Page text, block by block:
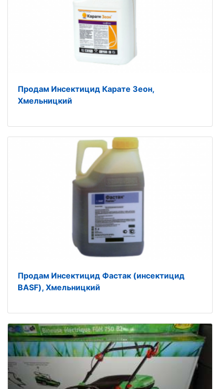
Продам Инсектицид Карате Зеон,
Хмельницкий
Продам Инсектицид Фастак (инсектицид
BASF), Хмельницкий